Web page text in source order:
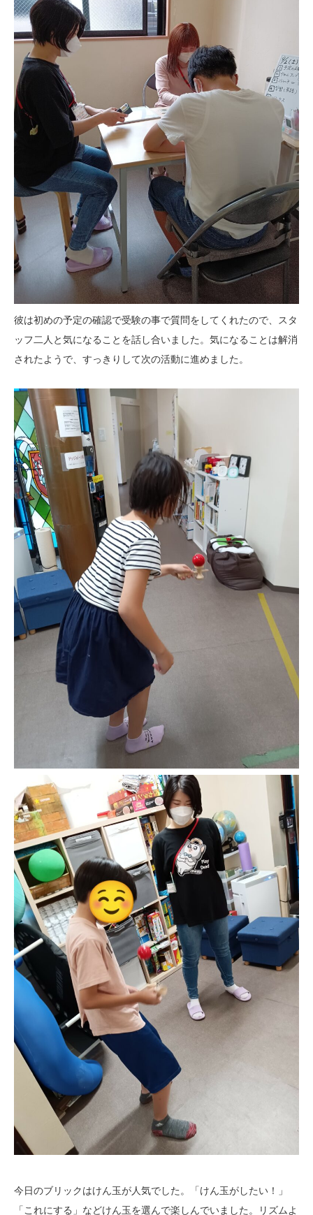
彼は初めの予定の確認で受験の事で質問をしてくれたので、スタ
ッフ二人と気になることを話し合いました。気になることは解消
されたようで、すっきりして次の活動に進めました。
今日のブリックはけん玉が人気でした。「けん玉がしたい！」
「これにする」などけん玉を選んで楽しんでいました。リズムよ